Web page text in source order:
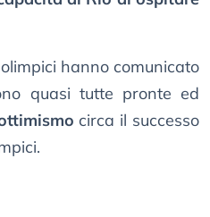
hanno comunicato
quasi tutte pronte ed
circa il successo